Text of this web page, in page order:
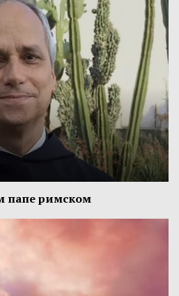
папе римском